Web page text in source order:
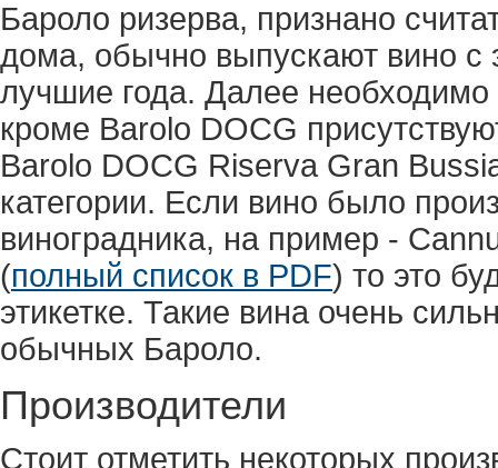
Бароло ризерва, признано
дома, обычно выпускают вино с
лучшие года. Далее необходимо
кроме Barolo DOCG
Barolo DOCG Riserva Gran
категории. Если вино было
виноградника, на пример -
(полный список в PDF) то это
этикетке. Такие вина очень
обычных Бароло.
Производители
Стоит отметить некоторых